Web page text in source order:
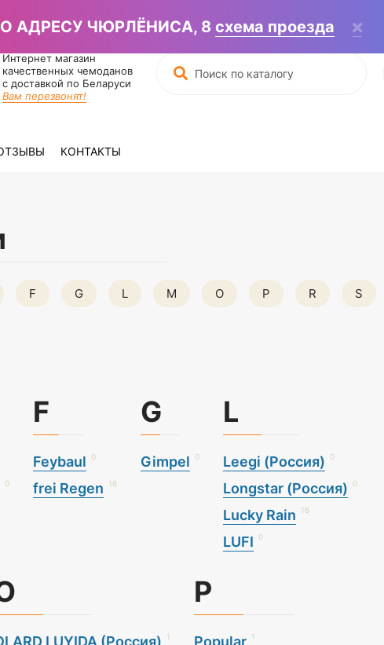
Интернет магазин
качественных чемоданов
с доставкой по Беларуси
Вам перезвонят!
КОНТАКТЫ
F G L M O P R S
0
F
Feybaul 0
frei Regen 16
G
Gimpel 0
L
Leegi (Россия) 0
Longstar (Россия) 0
Lucky Rain 16
LUFI 0
LUYIDA (Россия) 1
P
Popular 1
АДРЕСУ ЧЮРЛЁНИСА, 8 схема проезда